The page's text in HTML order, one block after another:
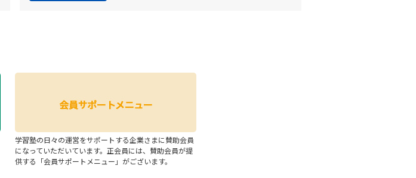
学習塾の日々の運営をサポートする企業さまに賛助会員
になっていただいています。正会員には、賛助会員が提
供する「会員サポートメニュー」がございます。